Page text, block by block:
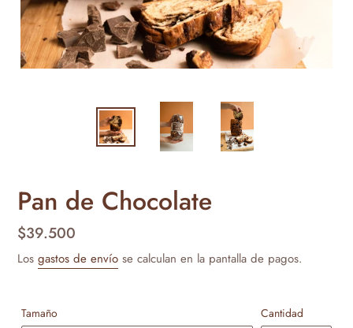
Pan de Chocolate
Precio
habitual
$39.500
Los gastos de envío se calculan en la pantalla de pagos.
Tamaño Cantidad